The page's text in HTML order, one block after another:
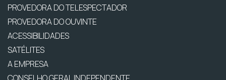
PROVEDORA DO TELESPECTADOR
PROVEDORA DO OUVINTE
ACESSIBILIDADES
SATÉLITES
A EMPRESA